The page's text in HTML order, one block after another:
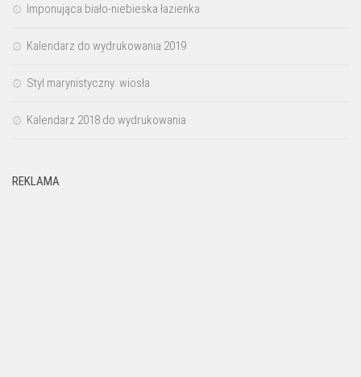
Imponująca biało-niebieska łazienka
Kalendarz do wydrukowania 2019
Styl marynistyczny: wiosła
Kalendarz 2018 do wydrukowania
REKLAMA